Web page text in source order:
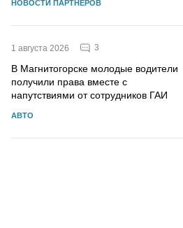
НОВОСТИ ПАРТНЕРОВ
1 августа 2026 3
В Магнитогорске молодые водители
получили права вместе с
напутствиями от сотрудников ГАИ
АВТО